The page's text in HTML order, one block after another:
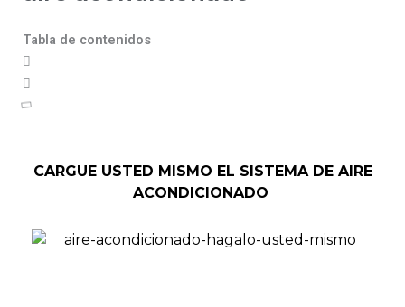
Tabla de contenidos
CARGUE USTED MISMO EL SISTEMA DE AIRE
ACONDICIONADO